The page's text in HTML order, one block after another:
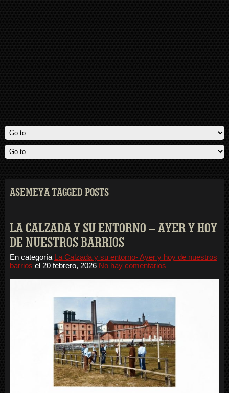
ASEMEYA TAGGED POSTS
LA CALZADA Y SU ENTORNO – AYER Y HOY
DE NUESTROS BARRIOS
En categoría
La Calzada y su entorno- Ayer y hoy de nuestros
barrios el 20 febrero, 2026 No hay comentarios